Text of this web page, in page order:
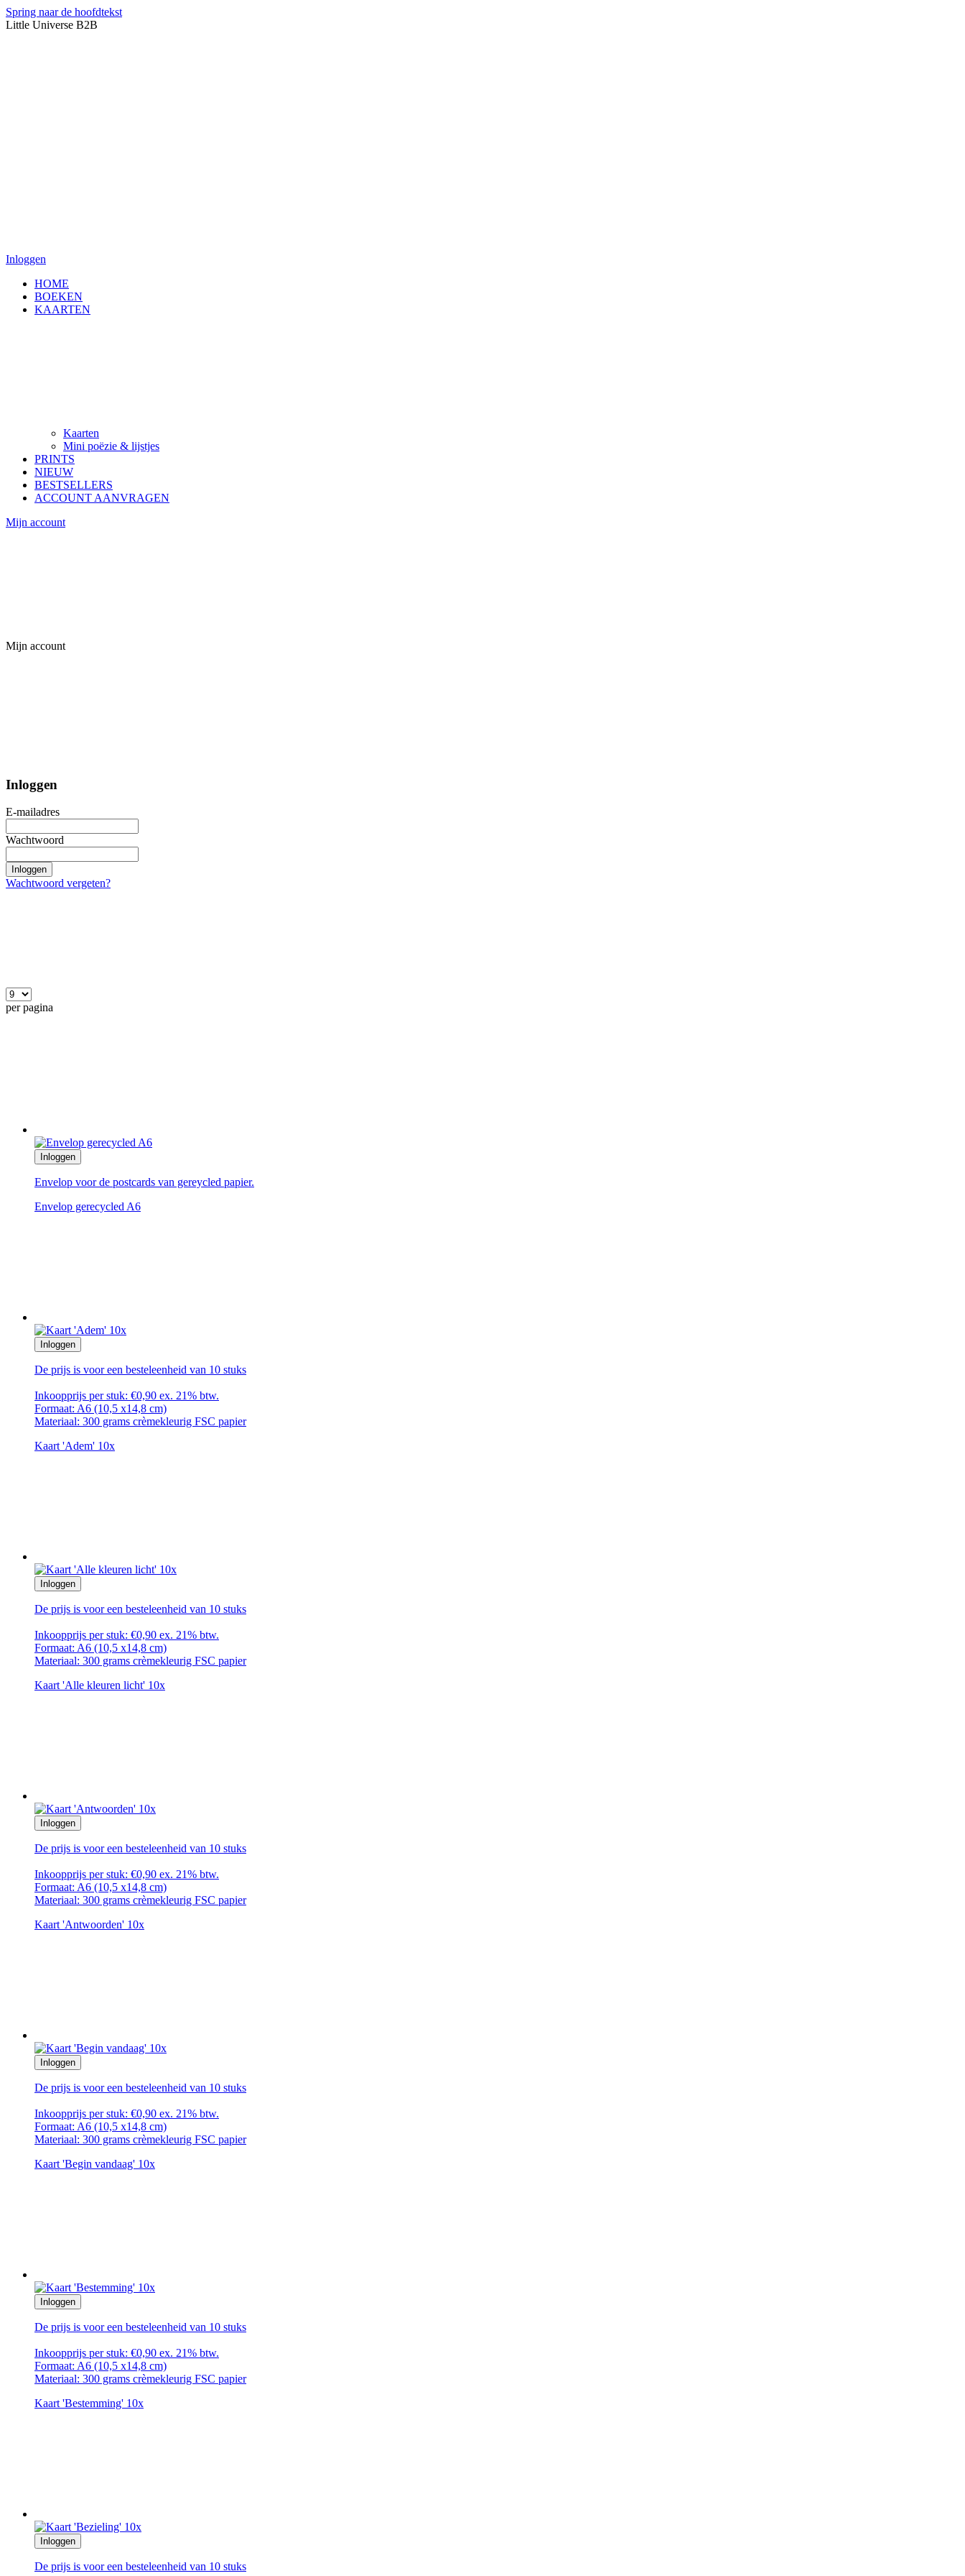
Spring naar de hoofdtekst
Little Universe B2B
Inloggen
HOME
BOEKEN
KAARTEN
Kaarten
Mini poëzie & lijstjes
PRINTS
NIEUW
BESTSELLERS
ACCOUNT AANVRAGEN
Mijn account
Mijn account
Inloggen
E-mailadres
Wachtwoord
Inloggen
Wachtwoord vergeten?
per pagina
Inloggen
Envelop voor de postcards van gereycled papier.
Envelop gerecycled A6
Inloggen
De prijs is voor een besteleenheid van 10 stuks
Inkoopprijs per stuk: €0,90 ex. 21% btw.
Formaat: A6 (10,5 x14,8 cm)
Materiaal: 300 grams crèmekleurig FSC papier
Kaart 'Adem' 10x
Inloggen
De prijs is voor een besteleenheid van 10 stuks
Inkoopprijs per stuk: €0,90 ex. 21% btw.
Formaat: A6 (10,5 x14,8 cm)
Materiaal: 300 grams crèmekleurig FSC papier
Kaart 'Alle kleuren licht' 10x
Inloggen
De prijs is voor een besteleenheid van 10 stuks
Inkoopprijs per stuk: €0,90 ex. 21% btw.
Formaat: A6 (10,5 x14,8 cm)
Materiaal: 300 grams crèmekleurig FSC papier
Kaart 'Antwoorden' 10x
Inloggen
De prijs is voor een besteleenheid van 10 stuks
Inkoopprijs per stuk: €0,90 ex. 21% btw.
Formaat: A6 (10,5 x14,8 cm)
Materiaal: 300 grams crèmekleurig FSC papier
Kaart 'Begin vandaag' 10x
Inloggen
De prijs is voor een besteleenheid van 10 stuks
Inkoopprijs per stuk: €0,90 ex. 21% btw.
Formaat: A6 (10,5 x14,8 cm)
Materiaal: 300 grams crèmekleurig FSC papier
Kaart 'Bestemming' 10x
Inloggen
De prijs is voor een besteleenheid van 10 stuks